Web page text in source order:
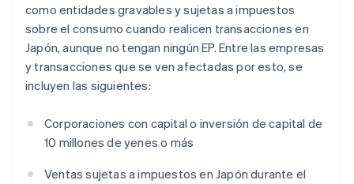
como entidades gravables y sujetas a impuestos
sobre el consumo cuando realicen transacciones en
Japón, aunque no tengan ningún EP. Entre las empresas
y transacciones que se ven afectadas por esto, se
incluyen las siguientes:
Corporaciones con capital o inversión de capital de
10 millones de yenes o más
Ventas sujetas a impuestos en Japón durante el